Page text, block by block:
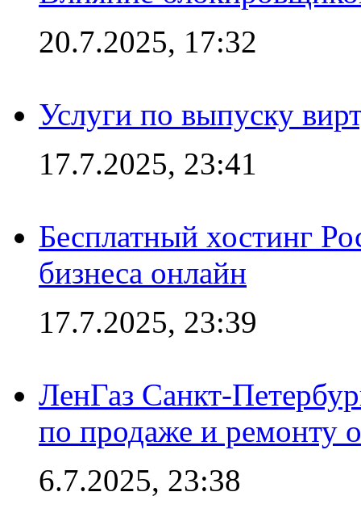
20.7.2025, 17:32
Услуги по выпуску
17.7.2025, 23:41
Бесплатный хостинг
бизнеса онлайн
17.7.2025, 23:39
ЛенГаз Санкт-
по продаже и ремонту
6.7.2025, 23:38